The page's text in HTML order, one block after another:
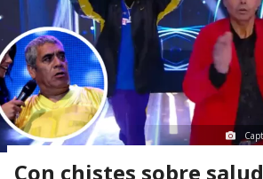
Con chistes sobre